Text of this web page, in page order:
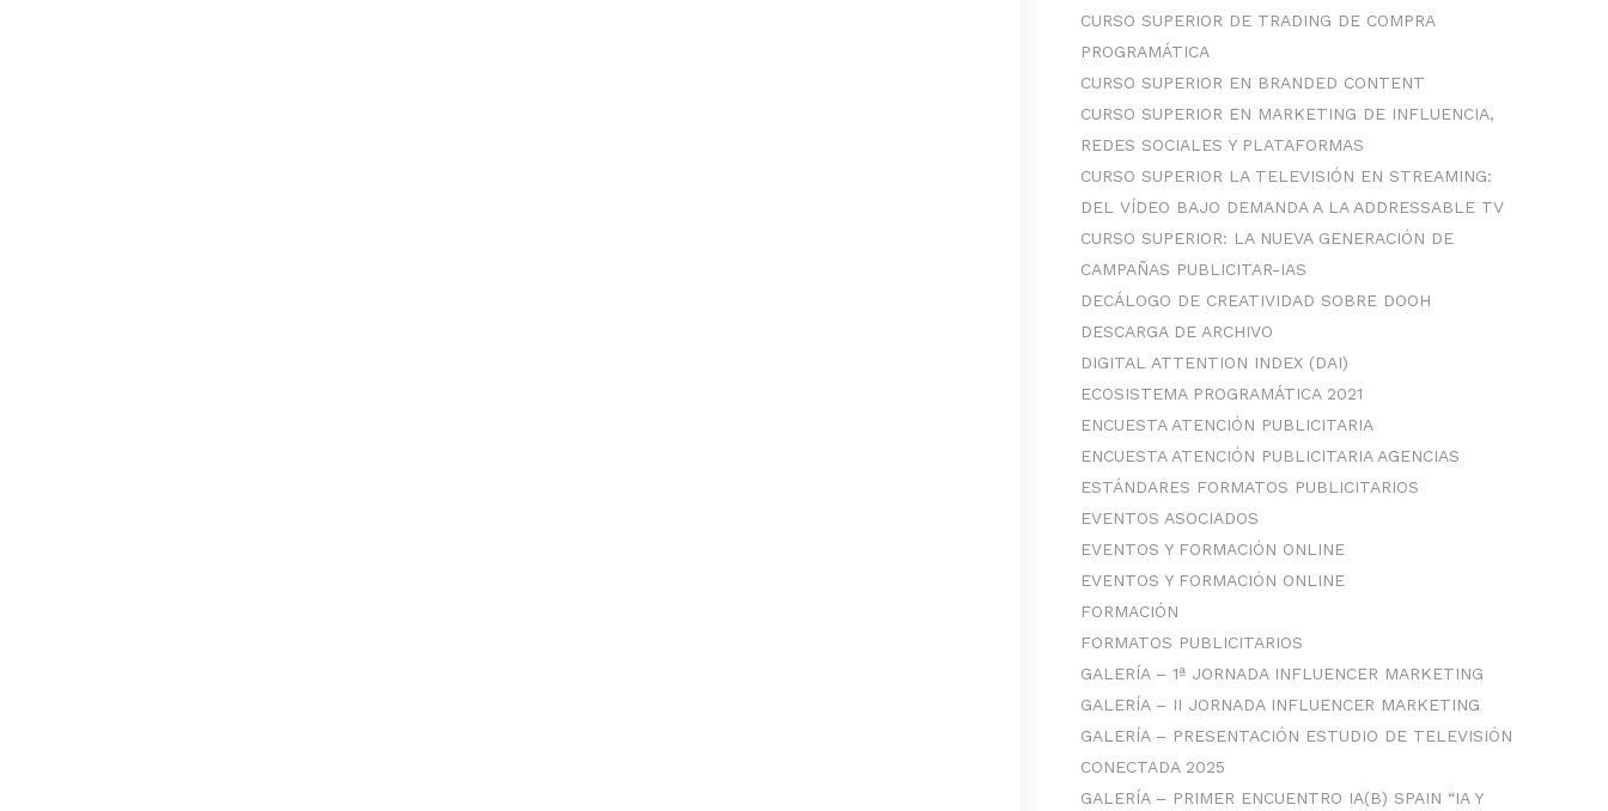
CURSO SUPERIOR DE TRADING DE COMPRA
PROGRAMÁTICA
CURSO SUPERIOR EN BRANDED CONTENT
CURSO SUPERIOR EN MARKETING DE INFLUENCIA,
REDES SOCIALES Y PLATAFORMAS
CURSO SUPERIOR LA TELEVISIÓN EN STREAMING:
DEL VÍDEO BAJO DEMANDA A LA ADDRESSABLE TV
CURSO SUPERIOR: LA NUEVA GENERACIÓN DE
CAMPAÑAS PUBLICITAR-IAS
DECÁLOGO DE CREATIVIDAD SOBRE DOOH
DESCARGA DE ARCHIVO
DIGITAL ATTENTION INDEX (DAI)
ECOSISTEMA PROGRAMÁTICA 2021
ENCUESTA ATENCIÓN PUBLICITARIA
ENCUESTA ATENCIÓN PUBLICITARIA AGENCIAS
ESTÁNDARES FORMATOS PUBLICITARIOS
EVENTOS ASOCIADOS
EVENTOS Y FORMACIÓN ONLINE
EVENTOS Y FORMACIÓN ONLINE
FORMACIÓN
FORMATOS PUBLICITARIOS
GALERÍA – 1ª JORNADA INFLUENCER MARKETING
GALERÍA – II JORNADA INFLUENCER MARKETING
GALERÍA – PRESENTACIÓN ESTUDIO DE TELEVISIÓN
CONECTADA 2025
GALERÍA – PRIMER ENCUENTRO IA(B) SPAIN “IA Y